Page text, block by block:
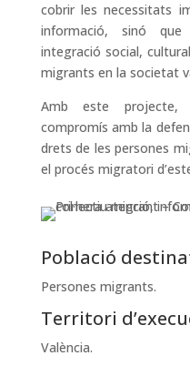
cobrir les necessitats
informació, sinó
integració social,
migrants en la societat
Amb este projecte,
compromís amb la
drets de les persones
el procés migratori
Població
Persones migrants.
Territori
València.